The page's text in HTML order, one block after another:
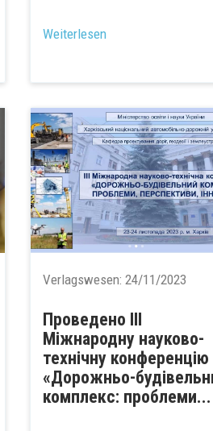
Weiterlesen
Verlagswesen:24/11/2023
Проведено ІІІ
Міжнародну науково-
технічну конференцію
«Дорожньо-
комплекс: проблеми...